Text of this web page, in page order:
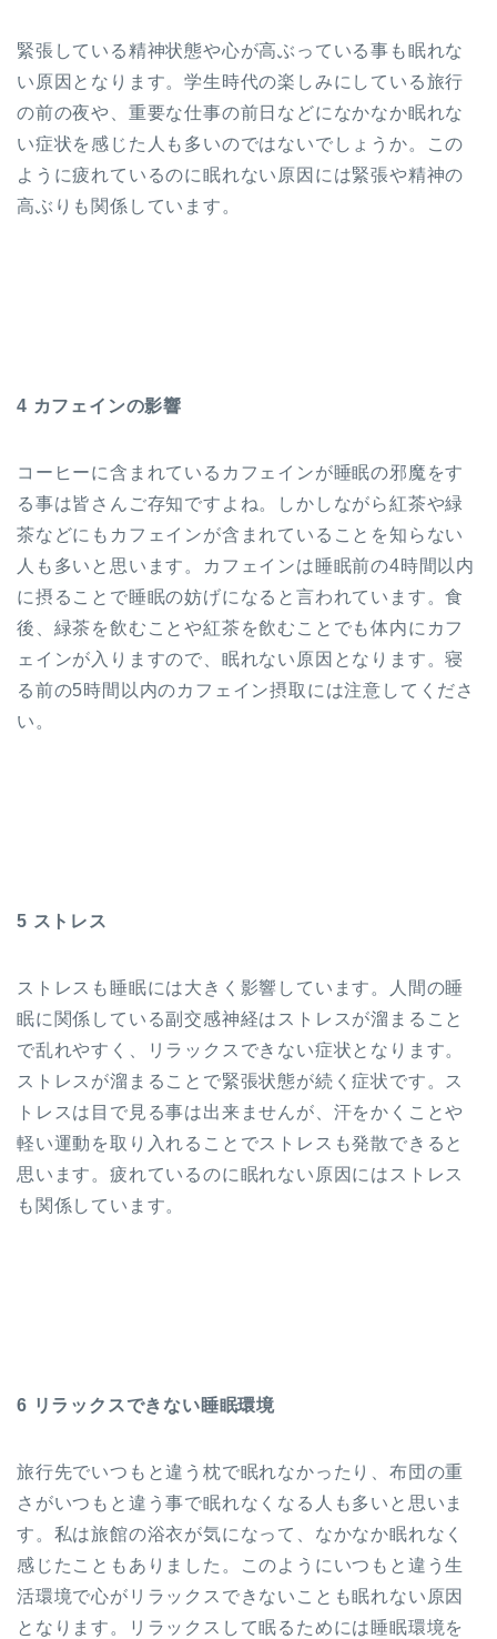
緊張している精神状態や心が高ぶっている事も眠れな
い原因となります。学生時代の楽しみにしている旅行
の前の夜や、重要な仕事の前日などになかなか眠れな
い症状を感じた人も多いのではないでしょうか。この
ように疲れているのに眠れない原因には緊張や精神の
高ぶりも関係しています。
4 カフェインの影響
コーヒーに含まれているカフェインが睡眠の邪魔をす
る事は皆さんご存知ですよね。しかしながら紅茶や緑
茶などにもカフェインが含まれていることを知らない
人も多いと思います。カフェインは睡眠前の4時間以内
に摂ることで睡眠の妨げになると言われています。食
後、緑茶を飲むことや紅茶を飲むことでも体内にカフ
ェインが入りますので、眠れない原因となります。寝
る前の5時間以内のカフェイン摂取には注意してくださ
い。
5 ストレス
ストレスも睡眠には大きく影響しています。人間の睡
眠に関係している副交感神経はストレスが溜まること
で乱れやすく、リラックスできない症状となります。
ストレスが溜まることで緊張状態が続く症状です。ス
トレスは目で見る事は出来ませんが、汗をかくことや
軽い運動を取り入れることでストレスも発散できると
思います。疲れているのに眠れない原因にはストレス
も関係しています。
6 リラックスできない睡眠環境
旅行先でいつもと違う枕で眠れなかったり、布団の重
さがいつもと違う事で眠れなくなる人も多いと思いま
す。私は旅館の浴衣が気になって、なかなか眠れなく
感じたこともありました。このようにいつもと違う生
活環境で心がリラックスできないことも眠れない原因
となります。リラックスして眠るためには睡眠環境を